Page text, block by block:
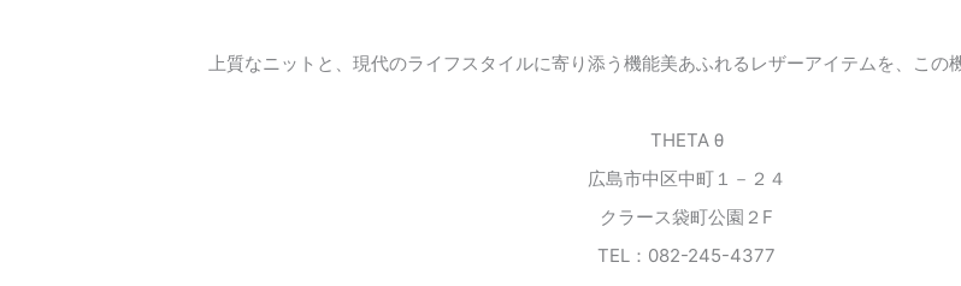
上質なニットと、現代のライフスタイルに寄り添う機能美あふれるレザーアイテムを、この
THETA θ
広島市中区中町１－２４
クラース袋町公園２F
TEL：082-245-4377